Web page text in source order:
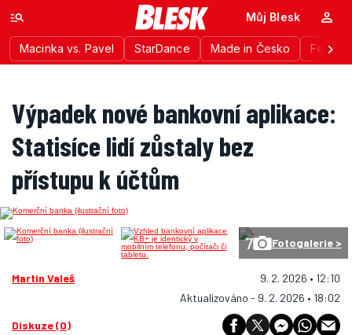
Macinka vs. Pavel StarDance Made in Česko
Můj Blesk
Výpadek nové bankovní aplikace:
Statisíce lidí zůstaly bez
přístupu k účtům
7 Fotogalerie >
Martin Valeš
9. 2. 2026 • 12:10
Aktualizováno - 9. 2. 2026 • 18:02
Diskuze (0)